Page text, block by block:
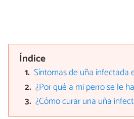
Índice
Síntomas de uña infectada
¿Por qué a mi perro se le
¿Cómo curar una uña